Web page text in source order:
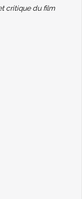
critique du film